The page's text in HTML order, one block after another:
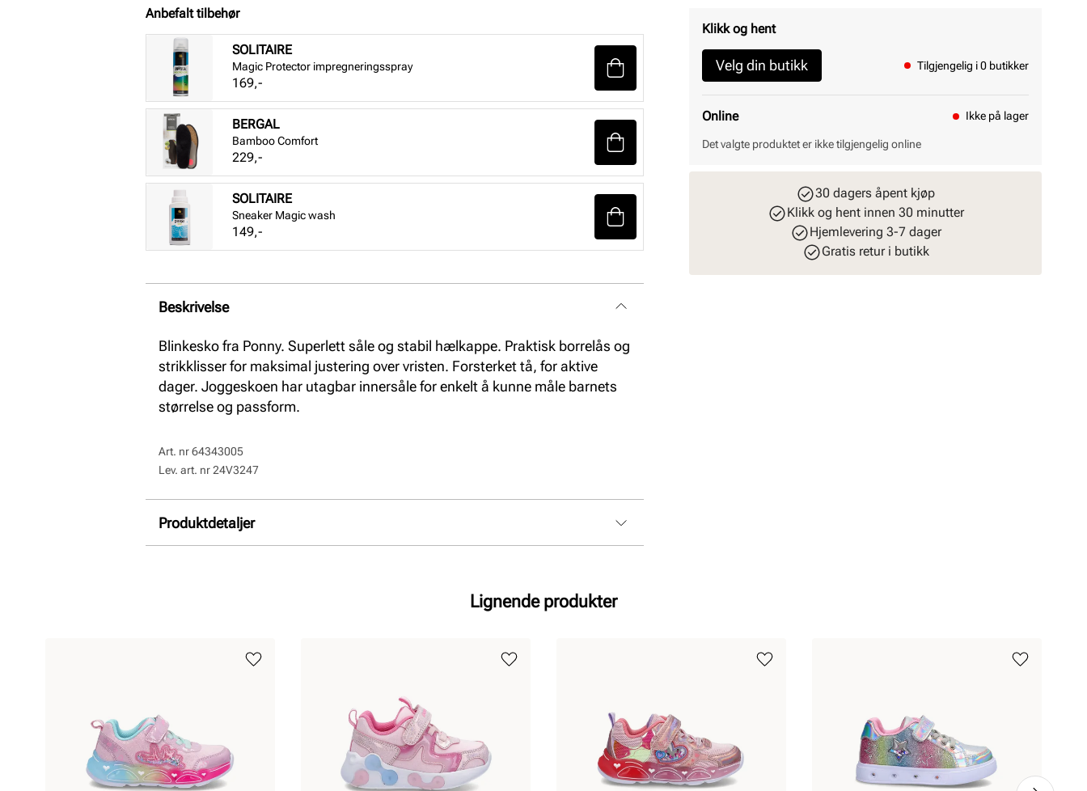
Anbefalt tilbehør
SOLITAIRE
Magic Protector impregneringsspray
Pris
169,-
BERGAL
Bamboo Comfort
Pris
229,-
SOLITAIRE
Sneaker Magic wash
Pris
149,-
Beskrivelse
Blinkesko fra Ponny. Superlett såle og stabil hælkappe. Praktisk borrelås og
strikklisser for maksimal justering over vristen. Forsterket tå, for aktive
dager. Joggeskoen har utagbar innersåle for enkelt å kunne måle barnets
størrelse og passform.
Art. nr64343005
Lev. art. nr24V3247
Produktdetaljer
Klikk og hent
Velg din butikk Tilgjengelig i 0 butikker
Online Ikke på lager
Det valgte produktet er ikke tilgjengelig online
30 dagers åpent kjøp
Klikk og hent innen 30 minutter
Hjemlevering 3-7 dager
Gratis retur i butikk
Lignende produkter